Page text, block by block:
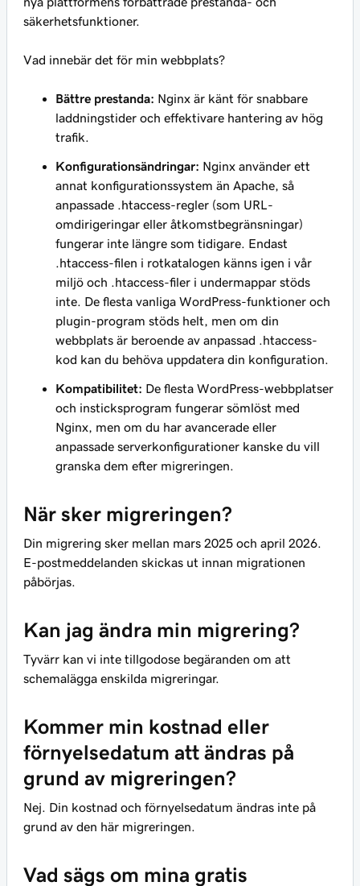
säkerhetsfunktioner.
Vad innebär det för min webbplats?
Bättre prestanda: Nginx är känt för snabbare
laddningstider och effektivare hantering av hög
trafik.
Konfigurationsändringar: Nginx använder ett
annat konfigurationssystem än Apache, så
anpassade .htaccess-regler (som URL-
omdirigeringar eller åtkomstbegränsningar)
fungerar inte längre som tidigare. Endast
.htaccess-filen i rotkatalogen känns igen i vår
miljö och .htaccess-filer i undermappar stöds
inte. De flesta vanliga WordPress-funktioner och
plugin-program stöds helt, men om din
webbplats är beroende av anpassad .htaccess-
kod kan du behöva uppdatera din konfiguration.
Kompatibilitet: De flesta WordPress-webbplatser
och insticksprogram fungerar sömlöst med
Nginx, men om du har avancerade eller
anpassade serverkonfigurationer kanske du vill
granska dem efter migreringen.
När sker migreringen?
Din migrering sker mellan mars 2025 och april 2026.
E-postmeddelanden skickas ut innan migrationen
påbörjas.
Kan jag ändra min migrering?
Tyvärr kan vi inte tillgodose begäranden om att
schemalägga enskilda migreringar.
Kommer min kostnad eller
förnyelsedatum att ändras på
grund av migreringen?
Nej. Din kostnad och förnyelsedatum ändras inte på
grund av den här migreringen.
Vad sägs om mina gratis